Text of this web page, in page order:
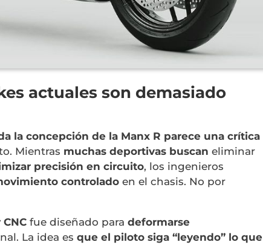
actuales son demasiado
la concepción de la Manx R parece una crítica
Mientras muchas deportivas buscan eliminar
precisión en circuito, los ingenieros
controlado en el chasis. No por
fue diseñado paradeformarse
La idea esque el piloto siga “leyendo” lo que